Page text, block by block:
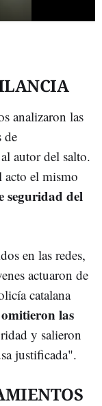
analizaron las
de
autor del salto.
acto el mismo
seguridad del
en las redes,
actuaron de
catalana
omitieron las
y salieron
justificada".